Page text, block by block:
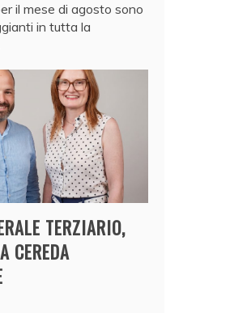
il mese di agosto sono
in tutta la
TERZIARIO,
CEREDA